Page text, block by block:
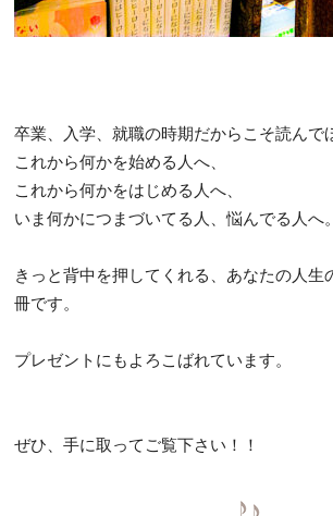
卒業、入学、就職の時期だからこそ読んで
これから何かを始める人へ、
これから何かをはじめる人へ、
いま何かにつまづいてる人、悩んでる人へ。
きっと背中を押してくれる、あなたの人生
冊です。
プレゼントにもよろこばれています。
ぜひ、手に取ってご覧下さい！！